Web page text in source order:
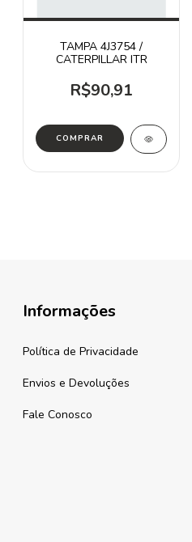
TAMPA 4J3754 /
CATERPILLAR ITR
R$90,91
Informações
Política de Privacidade
Envios e Devoluções
Fale Conosco